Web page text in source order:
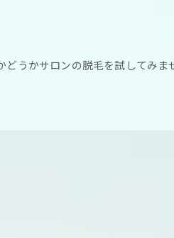
うかサロンの脱毛を試してみま